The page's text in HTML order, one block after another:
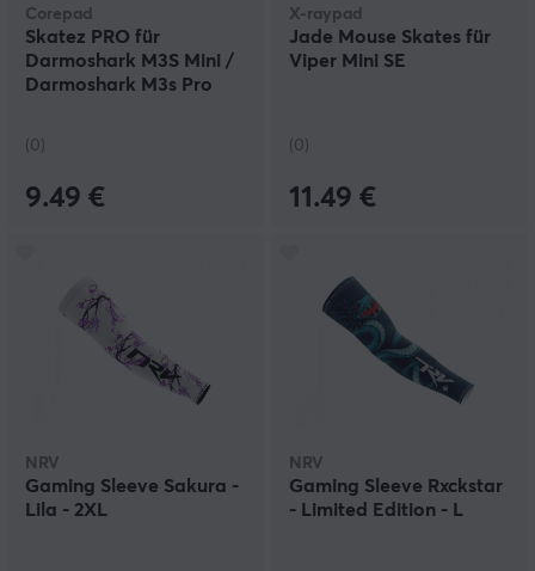
Corepad
Skatez PRO für
Darmoshark M3S Mini /
Darmoshark M3s Pro
(0)
9.49 €
X-raypad
Jade Mouse Skates für
Viper Mini SE
(0)
11.49 €
NRV
Gaming Sleeve Sakura -
Lila - 2XL
NRV
Gaming Sleeve Rxckstar
- Limited Edition - L